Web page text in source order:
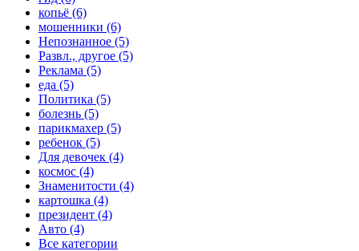
копьё (6)
мошенники (6)
Непознанное (5)
Развл., другое (5)
Реклама (5)
еда (5)
Политика (5)
болезнь (5)
парикмахер (5)
ребенок (5)
Для девочек (4)
космос (4)
Знаменитости (4)
картошка (4)
президент (4)
Авто (4)
Все категории